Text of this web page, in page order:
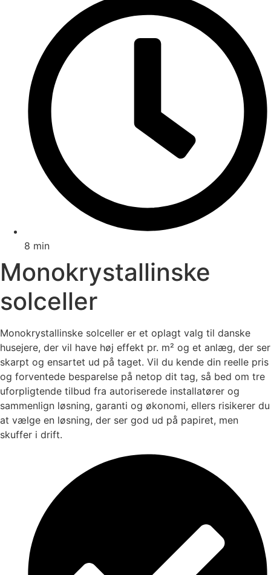
8 min
Monokrystallinske
solceller
Monokrystallinske solceller er et oplagt valg til danske
husejere, der vil have høj effekt pr. m² og et anlæg, der ser
skarpt og ensartet ud på taget. Vil du kende din reelle pris
og forventede besparelse på netop dit tag, så bed om tre
uforpligtende tilbud fra autoriserede installatører og
sammenlign løsning, garanti og økonomi, ellers risikerer du
at vælge en løsning, der ser god ud på papiret, men
skuffer i drift.